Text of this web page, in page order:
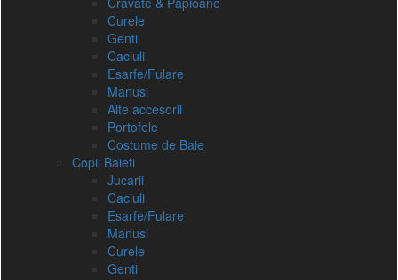
Curele
Genti
Caciuli
Esarfe/Fulare
Manusi
Alte accesorii
Portofele
Costume de Baie
Copii Baieti
Jucarii
Caciuli
Esarfe/Fulare
Manusi
Curele
Genti